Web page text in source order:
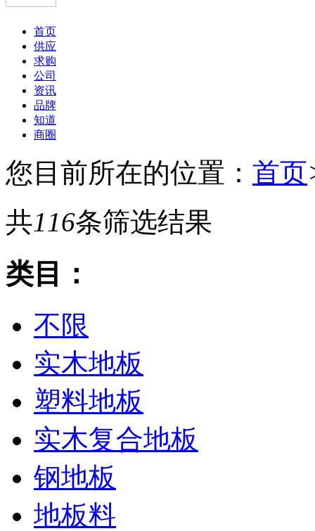
首页
供应
求购
公司
资讯
品牌
知道
商圈
您目前所在的位置： 首页
共116条筛选结果
类目：
不限
实木地板
塑料地板
实木复合地板
钢地板
地板料